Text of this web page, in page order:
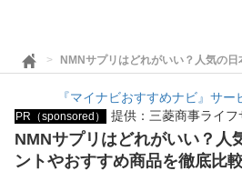
NMNサプリはどれがいい？人気の
『マイナビおすすめナビ』サ
PR（sponsored） 提供：三菱商事ライ
NMNサプリはどれがいい？人
ントやおすすめ商品を徹底比較